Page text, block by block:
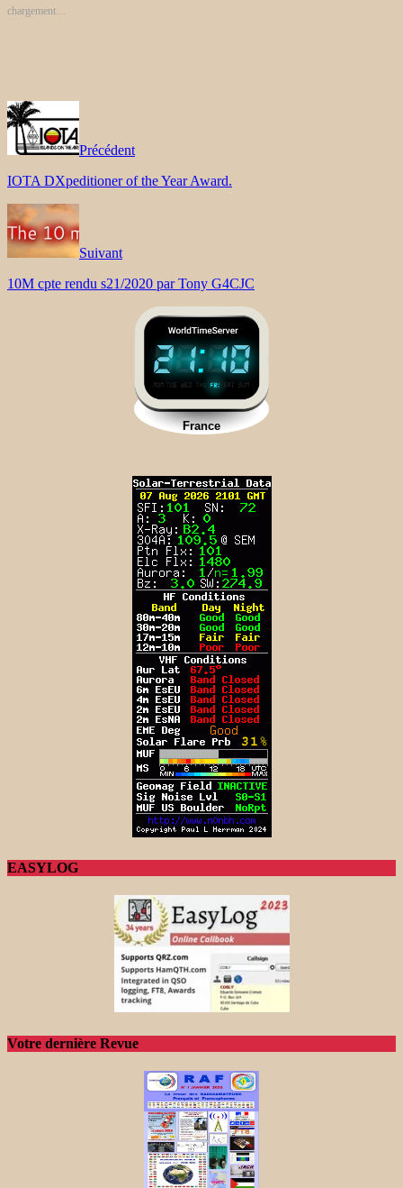
chargement…
Précédent
IOTA DXpeditioner of the Year Award.
Suivant
10M cpte rendu s21/2020 par Tony G4CJC
EASYLOG
Votre dernière Revue